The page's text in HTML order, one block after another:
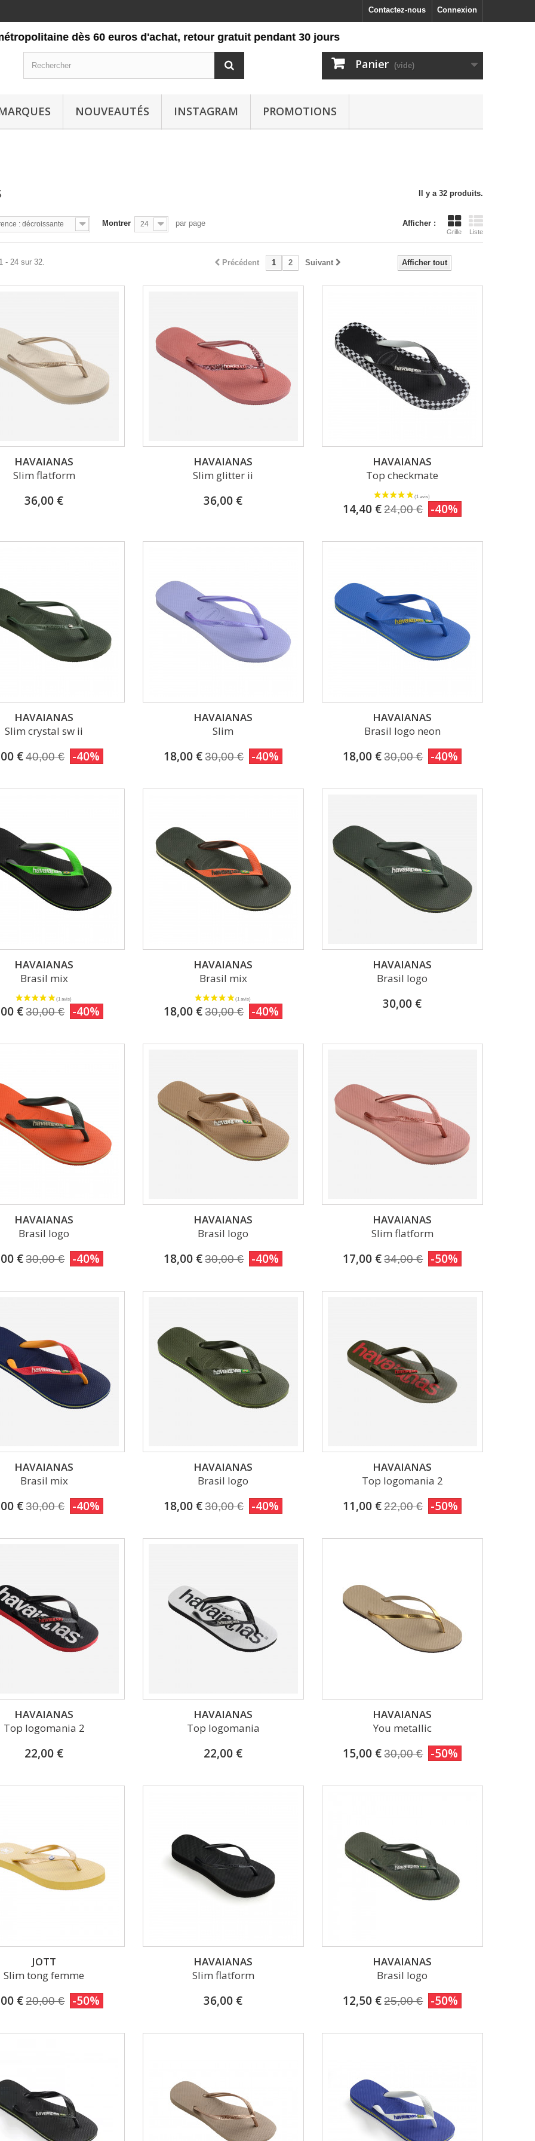
Connexion
Contactez-nous
Panier (vide)
NOUVEAUTÉS INSTAGRAM PROMOTIONS
dès 60 euros d'achat, retour gratuit pendant 30 jours
Il y a 32 produits.
Afficher :
Grille Liste
: décroissante Montrer 24 par page
Afficher tout
Précédent 1 2 Suivant
- 24 sur 32.
HAVAIANAS
Slim flatform
36,00 €
HAVAIANAS
Slim glitter ii
36,00 €
HAVAIANAS
Top checkmate
14,40 € 24,00 € -40%
HAVAIANAS
Slim crystal sw ii
€ 40,00 € -40%
HAVAIANAS
Slim
18,00 € 30,00 € -40%
HAVAIANAS
Brasil logo neon
18,00 € 30,00 € -40%
HAVAIANAS
Brasil mix
(1 avis)
€ 30,00 € -40%
HAVAIANAS
Brasil mix
18,00 € 30,00 € -40%
HAVAIANAS
Brasil logo
30,00 €
HAVAIANAS
Brasil logo
€ 30,00 € -40%
HAVAIANAS
Brasil logo
18,00 € 30,00 € -40%
HAVAIANAS
Slim flatform
17,00 € 34,00 € -50%
HAVAIANAS
Brasil mix
€ 30,00 € -40%
HAVAIANAS
Brasil logo
18,00 € 30,00 € -40%
HAVAIANAS
Top logomania 2
11,00 € 22,00 € -50%
HAVAIANAS
Top logomania 2
22,00 €
HAVAIANAS
Top logomania
22,00 €
HAVAIANAS
You metallic
15,00 € 30,00 € -50%
JOTT
Slim tong femme
€ 20,00 € -50%
HAVAIANAS
Slim flatform
36,00 €
HAVAIANAS
Brasil logo
12,50 € 25,00 € -50%